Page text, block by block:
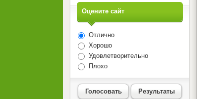
Оцените сайт
Отлично
Хорошо
Удовлетворительно
Плохо
Голосовать Результаты